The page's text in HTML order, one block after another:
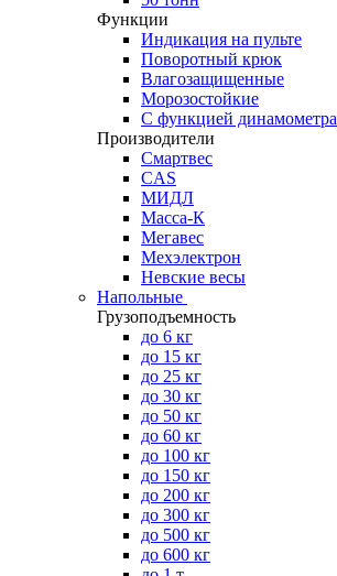
Функции
Индикация на пульте
Поворотный крюк
Влагозащищенные
Морозостойкие
С функцией динамометра
Производители
Смартвес
CAS
МИДЛ
Масса-К
Мегавес
Мехэлектрон
Невские весы
Напольные
Грузоподъемность
до 6 кг
до 15 кг
до 25 кг
до 30 кг
до 50 кг
до 60 кг
до 100 кг
до 150 кг
до 200 кг
до 300 кг
до 500 кг
до 600 кг